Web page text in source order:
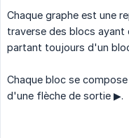
Chaque graphe est une
traverse des blocs ayant
partant toujours d'un
Chaque bloc se
d'une flèche de sortie ▶.